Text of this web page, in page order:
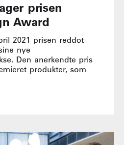
prisen
Award
2021 prisen reddot
nye
Den anerkendte pris
produkter, som